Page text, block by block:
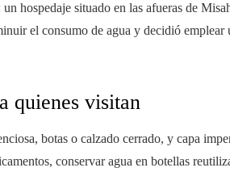
hospedaje situado en las afueras de
el consumo de agua y decidió emplear
quienes visitan
botas o calzado cerrado, y capa
conservar agua en botellas